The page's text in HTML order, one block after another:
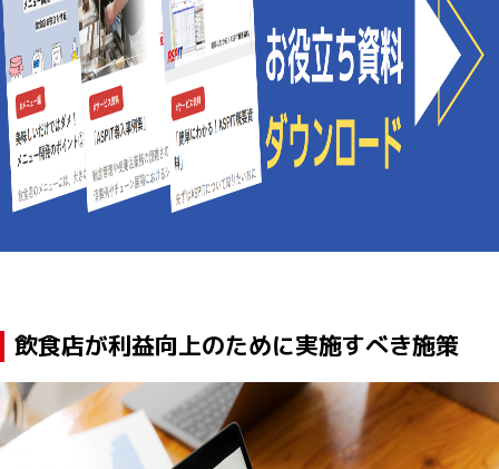
飲食店が利益向上のために実施すべき施策